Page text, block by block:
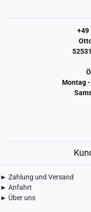
+49
Montag
► Zahlung und Versand
► Anfahrt
► Über uns